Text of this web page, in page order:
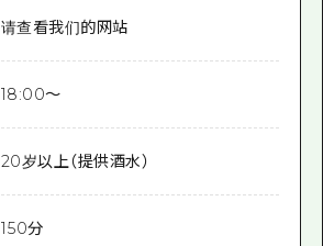
请查看我们的网站
18:00〜
20岁以上（提供酒水）
150分